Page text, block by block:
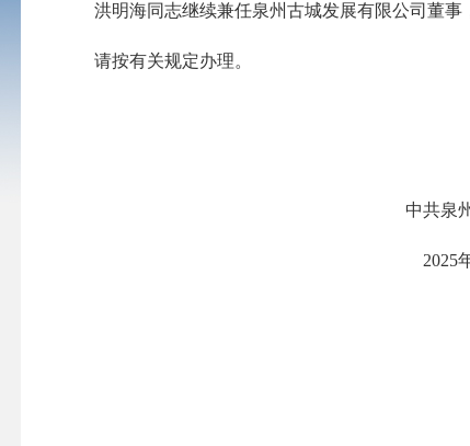
洪明海同志继续兼任泉州古城发展有限公司董
请按有关规定办理。
中共泉
2025